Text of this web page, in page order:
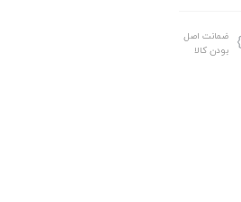
ضمانت اصل
بودن کالا